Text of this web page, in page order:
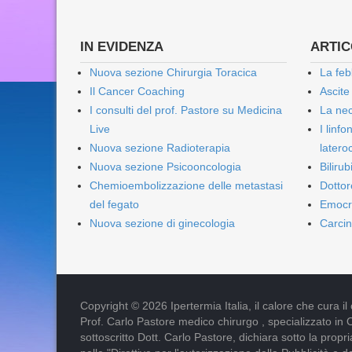
IN EVIDENZA
Nuova sezione Chirurgia Toracica
Il Cancer Coaching
I consulti del prof. Pastore su Medicina
Live
Nuova sezione Radioterapia
Nuova sezione Psicooncologia
Chemioembolizzazione delle metastasi
del fegato
Nuova sezione di ginecologia
La
La
I
Copyright © 2026 Ipertermia Italia, il calore che cura il
Prof. Carlo Pastore medico chirurgo , specializzato
sottoscritto Dott. Carlo Pastore, dichiara sotto la